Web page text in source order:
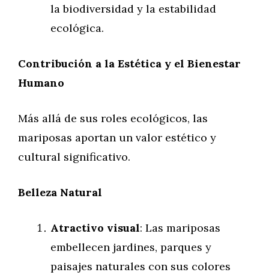
la biodiversidad y la estabilidad
ecológica.
Contribución a la Estética y el Bienestar
Humano
Más allá de sus roles ecológicos, las
mariposas aportan un valor estético y
cultural significativo.
Belleza Natural
Atractivo visual: Las mariposas
embellecen jardines, parques y
paisajes naturales con sus colores